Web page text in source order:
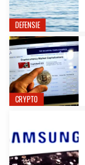
DEFENSIE
CRYPTO